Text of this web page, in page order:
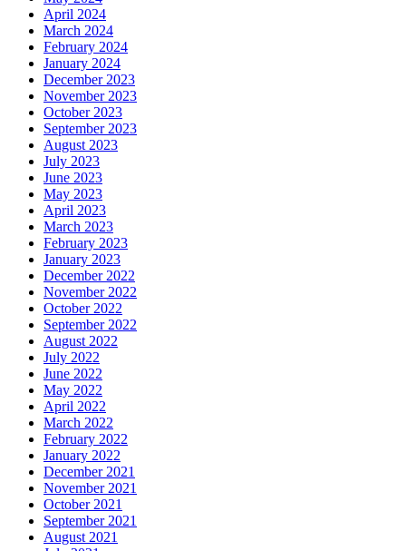
April 2024
March 2024
February 2024
January 2024
December 2023
November 2023
October 2023
September 2023
August 2023
July 2023
June 2023
May 2023
April 2023
March 2023
February 2023
January 2023
December 2022
November 2022
October 2022
September 2022
August 2022
July 2022
June 2022
May 2022
April 2022
March 2022
February 2022
January 2022
December 2021
November 2021
October 2021
September 2021
August 2021